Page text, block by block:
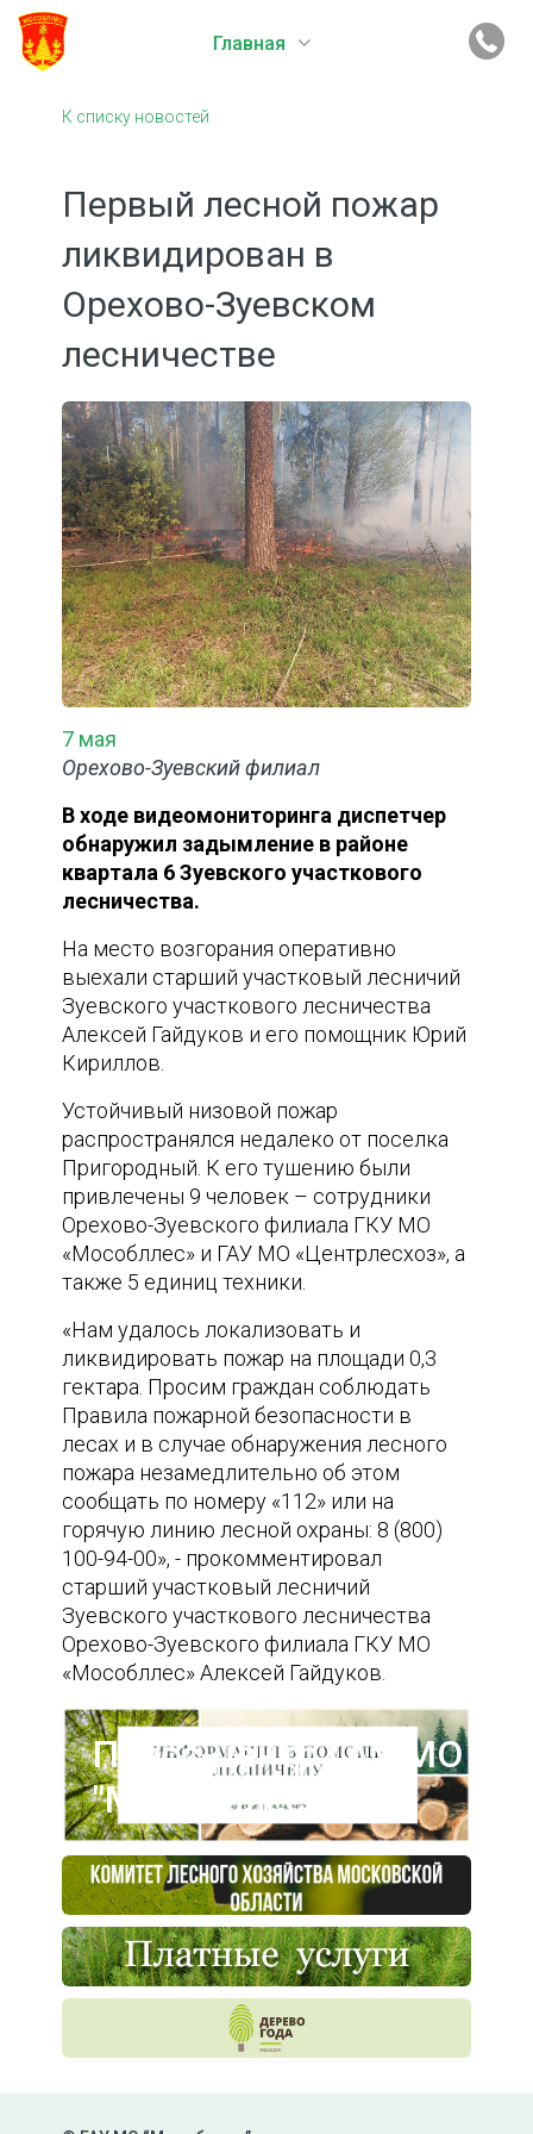
Главная
К списку новостей
Первый лесной пожар
ликвидирован в
Орехово-Зуевском
лесничестве
7 мая
Орехово-Зуевский филиал
В ходе видеомониторинга диспетчер
обнаружил задымление в районе
квартала 6 Зуевского участкового
лесничества.
На место возгорания оперативно
выехали старший участковый лесничий
Зуевского участкового лесничества
Алексей Гайдуков и его помощник Юрий
Кириллов.
Устойчивый низовой пожар
распространялся недалеко от поселка
Пригородный. К его тушению были
привлечены 9 человек – сотрудники
Орехово-Зуевского филиала ГКУ МО
«Мособллес» и ГАУ МО «Центрлесхоз», а
также 5 единиц техники.
«Нам удалось локализовать и
ликвидировать пожар на площади 0,3
гектара. Просим граждан соблюдать
Правила пожарной безопасности в
лесах и в случае обнаружения лесного
пожара незамедлительно об этом
сообщать по номеру «112» или на
горячую линию лесной охраны: 8 (800)
100-94-00», - прокомментировал
старший участковый лесничий
Зуевского участкового лесничества
Орехово-Зуевского филиала ГКУ МО
«Мособллес» Алексей Гайдуков.
Пресс-центр ГАУ МО
"Мособллес"